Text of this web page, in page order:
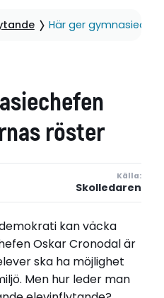
Här ger
röster
Källa:
Skolledaren
kan väcka
Oskar Cronodal är
ska ha möjlighet
Men hur leder man